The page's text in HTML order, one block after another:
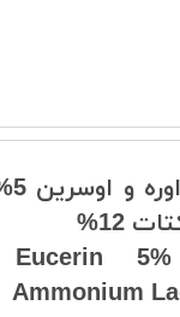
12%
Eucerin
Ammonium